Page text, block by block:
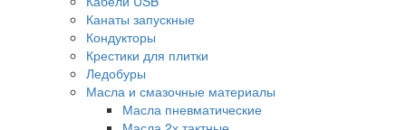
Канаты запускные
Кондукторы
Крестики для плитки
Ледобуры
Масла и смазочные материалы
Масла пневматические